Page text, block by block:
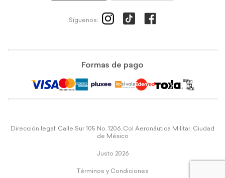
Síguenos:
Formas de pago
Dirección legal: Calle Sur 105 No. 1206, Col Aeronáutica Militar, Ciudad
de México
Justo 2026
Términos y Condiciones